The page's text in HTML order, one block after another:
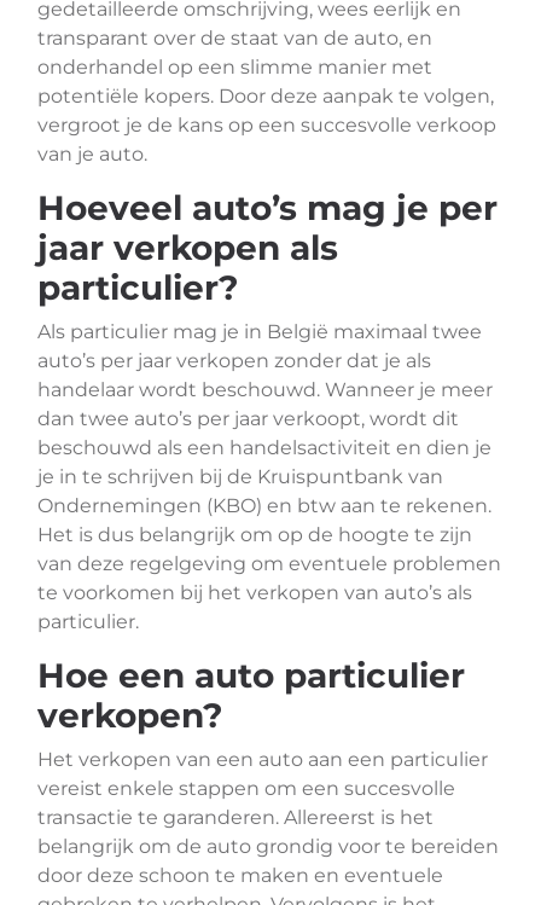
gedetailleerde omschrijving, wees eerlijk en
transparant over de staat van de auto, en
onderhandel op een slimme manier met
potentiële kopers. Door deze aanpak te volgen,
vergroot je de kans op een succesvolle verkoop
van je auto.
Hoeveel auto’s mag je per
jaar verkopen als
particulier?
Als particulier mag je in België maximaal twee
auto’s per jaar verkopen zonder dat je als
handelaar wordt beschouwd. Wanneer je meer
dan twee auto’s per jaar verkoopt, wordt dit
beschouwd als een handelsactiviteit en dien je
je in te schrijven bij de Kruispuntbank van
Ondernemingen (KBO) en btw aan te rekenen.
Het is dus belangrijk om op de hoogte te zijn
van deze regelgeving om eventuele problemen
te voorkomen bij het verkopen van auto’s als
particulier.
Hoe een auto particulier
verkopen?
Het verkopen van een auto aan een particulier
vereist enkele stappen om een succesvolle
transactie te garanderen. Allereerst is het
belangrijk om de auto grondig voor te bereiden
door deze schoon te maken en eventuele